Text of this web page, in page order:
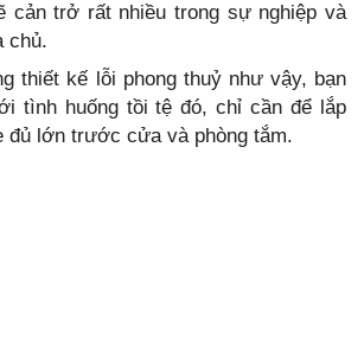
cản trở rất nhiều trong sự nghiệp và
chủ.
thiết kế lỗi phong thuỷ như vậy, bạn
tình huống tồi tệ đó, chỉ cần để lắp
đủ lớn trước cửa và phòng tắm.